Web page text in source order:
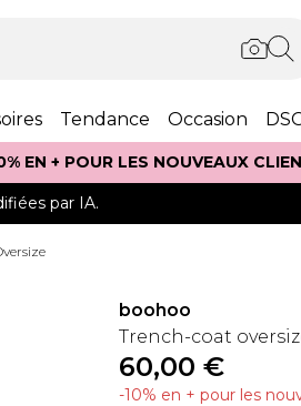
Tendance Occasion
EN + POUR LES NOUVEAUX
par IA.
boohoo
Trench-coat
60,00 €
-10% en + pour les